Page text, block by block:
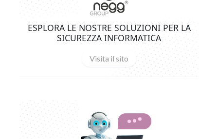
ESPLORA LE NOSTRE SOLUZIONI PER LA
SICUREZZA INFORMATICA
Visita il sito